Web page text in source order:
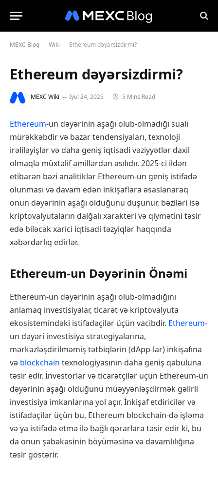
MEXC Blog - Wiki - Ethereum dəyərsizdirmi?
Ethereum dəyərsizdirmi?
MEXC Wiki İyul 24, 2025 5 Mins Read
Ethereum-un dəyərinin aşağı olub-olmadığı sualı
mürəkkəbdir və bazar tendensiyaları, texnoloji
irəliləyişlər və daha geniş iqtisadi vəziyyətlər daxil
olmaqla müxtəlif amillərdən asılıdır. 2025-ci ildən
etibarən bəzi analitiklər Ethereum-un geniş istifadə
olunması və davam edən inkişaflara əsaslanaraq
onun dəyərinin aşağı olduğunu düşünür, bəziləri isə
kriptovalyutaların dalğalı xarakteri və qiymətini təsir
edə biləcək xarici iqtisadi təzyiqlər haqqında
xəbərdarlıq edirlər.
Ethereum-un Dəyərinin Önəmi
Ethereum-un dəyərinin aşağı olub-olmadığını
anlamaq investisiyalar, ticarət və kriptovalyuta
ekosistemindəki istifadəçilər üçün vacibdir. Ethereum-
un dəyəri investisiya strategiyalarına,
mərkəzləşdirilməmiş tətbiqlərin (dApp-lar) inkişafına
və blockchain texnologiyasının daha geniş qəbuluna
təsir edir. İnvestorlar və ticarətçilər üçün Ethereum-un
dəyərinin aşağı olduğunu müəyyənləşdirmək gəlirli
investisiya imkanlarına yol açır. İnkişaf etdiricilər və
istifadəçilər üçün bu, Ethereum blockchain-də işləmə
və ya istifadə etmə ilə bağlı qərarlara təsir edir ki, bu
da onun şəbəkəsinin böyüməsinə və davamlılığına
təsir göstərir.